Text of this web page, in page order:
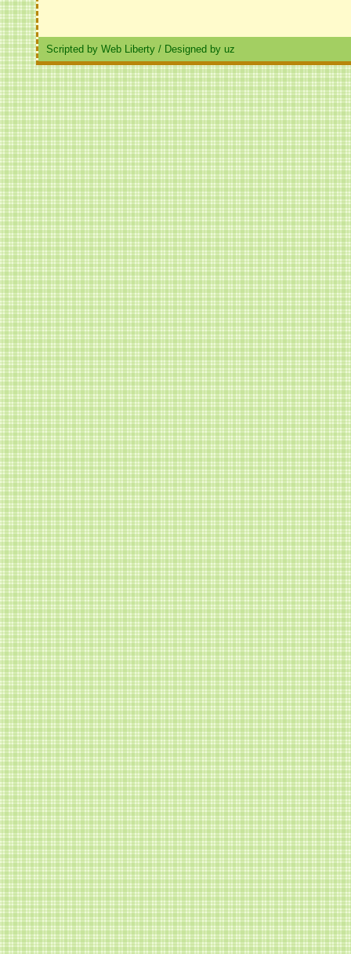
Scripted by Web Liberty / Designed by uz